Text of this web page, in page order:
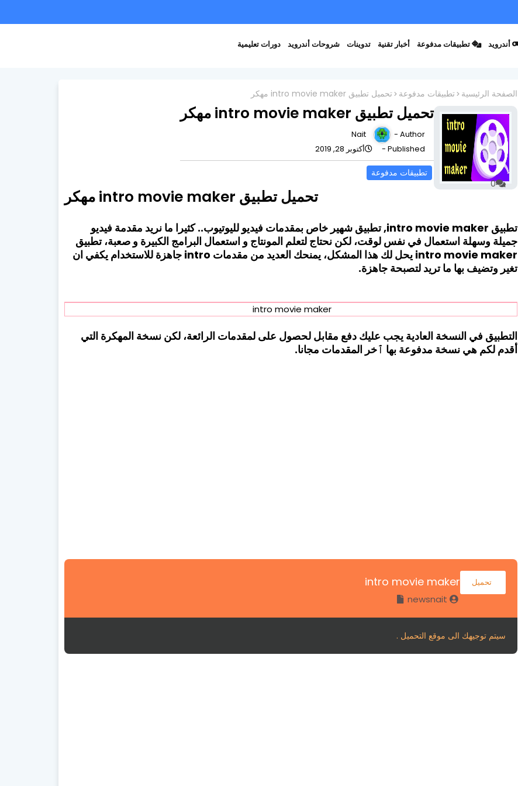
دورات تعليمية شروحات أندرويد تدوينات أخبار تقنية تطبيقات مدفوعة أندرويد
الصفحة الرئيسية تطبيقات مدفوعة تحميل تطبيق intro movie maker مهكر
تحميل تطبيق intro movie maker مهكر
Author -
Nait
Published -
أكتوبر 28, 2019
تطبيقات مدفوعة
0
تحميل تطبيق intro movie maker مهكر
تطبيق intro movie maker, تطبيق شهير خاص بمقدمات فيديو لليوتيوب.. كثيرا ما نريد مقدمة فيديو
جميلة وسهلة استعمال في نفس لوقت، لكن نحتاج لتعلم المونتاج و استعمال البرامج الكبيرة و صعبة، تطبيق
intro movie maker يحل لك هذا المشكل، يمنحك العديد من مقدمات intro جاهزة للاستخدام يكفي ان
تغير وتضيف بها ما تريد لتصبحة جاهزة.
intro movie maker
التطبيق في النسخة العادية يجب عليك دفع مقابل لحصول على لمقدمات الرائعة، لكن نسخة المهكرة التي
أقدم لكم هي نسخة مدفوعة بها ٱخر المقدمات مجانا.
intro movie maker تحميل
سيتم توجيهك الى موقع التحميل .